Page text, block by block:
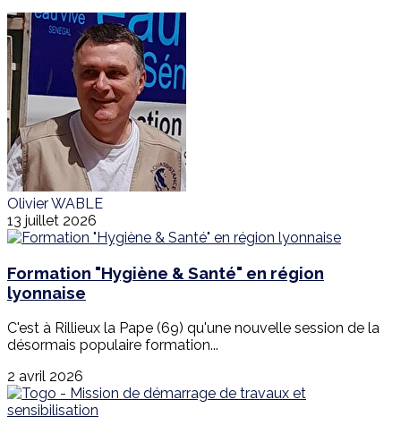
Olivier WABLE
13 juillet 2026
Formation "Hygiène & Santé" en région
lyonnaise
C'est à Rillieux la Pape (69) qu'une nouvelle session de la
désormais populaire formation...
2 avril 2026